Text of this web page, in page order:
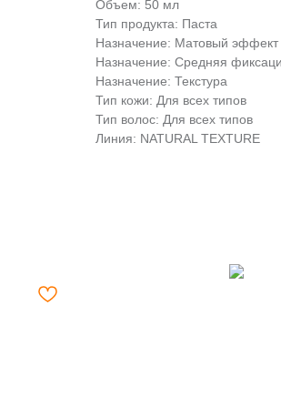
Объем: 50 мл
Тип продукта: Паста
Назначение: Матовый эффект
Назначение: Средняя
Назначение: Текстура
Тип кожи: Для всех типов
Тип волос: Для всех типов
Линия: NATURAL TEXTURE